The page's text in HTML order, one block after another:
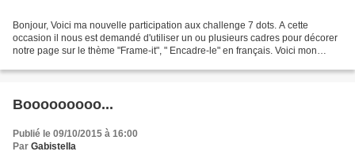
Bonjour, Voici ma nouvelle participation aux challenge 7 dots. A cette
occasion il nous est demandé d'utiliser un ou plusieurs cadres pour décorer
notre page sur le thème "Frame-it", " Encadre-le" en français. Voici mon
Booooooooo...
Publié le 09/10/2015 à 16:00
Par Gabistella